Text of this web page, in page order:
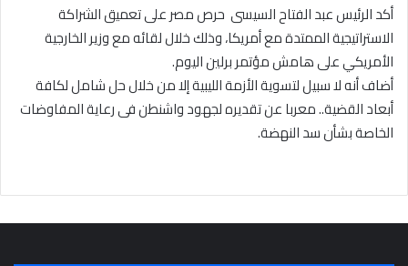
أكد الرئيس عبد الفتاح السيسى حرص مصر على تعميق الشراكة
الاستراتيجية الممتدة مع أمريكا، وذلك خلال لقائه مع وزير الخارجية
الأمريكي على هامش مؤتمر برلين اليوم.
أضاف أنه لا سبيل لتسوية الأزمة الليبية إلا من خلال حل شامل لكافة
أبعاد القضية.. معربا عن تقديره لجهود واشنطن فى رعاية المفاوضات
الخاصة بشأن سد النهضة.